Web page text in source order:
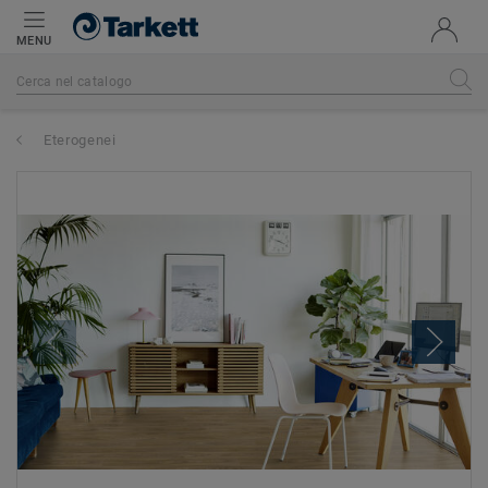
MENU
Eterogenei